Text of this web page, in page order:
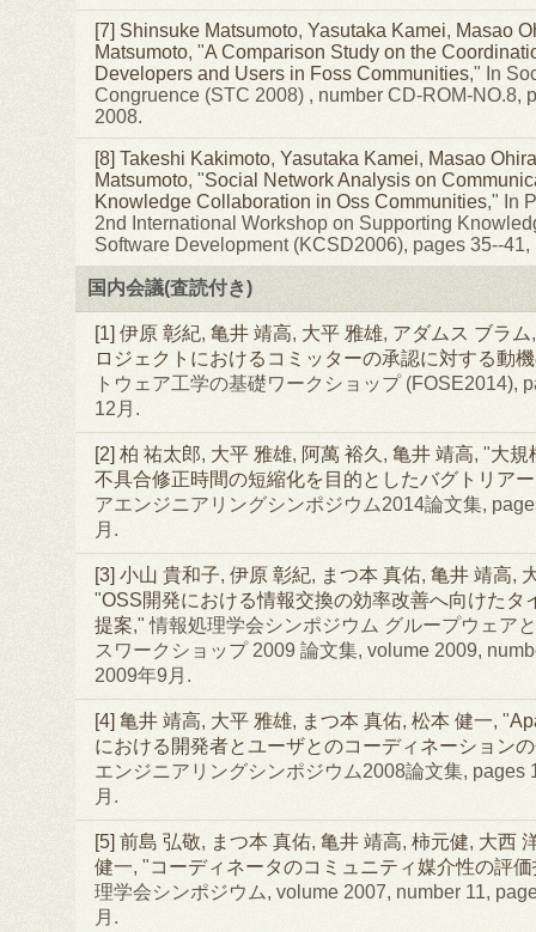
[7] Shinsuke Matsumoto, Yasutaka Kamei, Masao
Matsumoto, "A Comparison Study on the
Developers and Users in Foss Communities," In
Congruence (STC 2008) , number CD-ROM-NO.8,
2008.
[8] Takeshi Kakimoto, Yasutaka Kamei, Masao Ohira
Matsumoto, "Social Network Analysis on
Knowledge Collaboration in Oss Communities," In
2nd International Workshop on Supporting
Software Development (KCSD2006), pages 35--41,
国内会議(査読付き)
[1] 伊原 彰紀, 亀井 靖高, 大平 雅雄, アダムス ブラム
ロジェクトにおけるコミッターの承認に対する動
トウェア工学の基礎ワークショップ (FOSE2014),
12月.
[2] 柏 祐太郎, 大平 雅雄, 阿萬 裕久 , 亀井 靖高, "大規
不具合修正時間の短縮化を目的としたバグトリア
アエンジニアリングシンポジウム2014論文集,
月.
[3] 小山 貴和子, 伊原 彰紀, まつ本 真佑, 亀井 靖高,
"OSS開発における情報交換の効率改善へ向けたタ
提案," 情報処理学会シンポジウム グループウェア
スワークショップ 2009 論文集, volume 2009,
2009年9月.
[4] 亀井 靖高, 大平 雅雄, まつ本 真佑, 松本 健一, "
における開発者とユーザとのコーディネーション
エンジニアリングシンポジウム2008論文集, pages
月.
[5] 前島 弘敬, まつ本 真佑, 亀井 靖高, 柿元健, 大西
健一, "コーディネータのコミュニティ媒介性の評
理学会シンポジウム, volume 2007, number 11,
月.